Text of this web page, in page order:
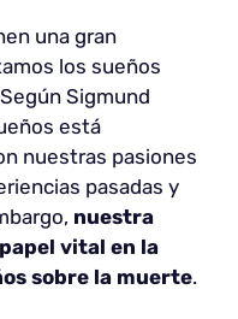
una gran
los sueños
Sigmund
está
nuestras pasiones
pasadas y
nuestra
vital en la
sobre la muerte.